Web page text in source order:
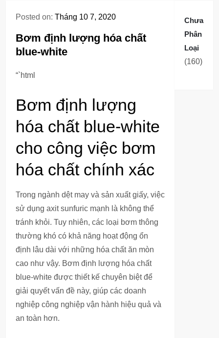
Posted on: Tháng 10 7, 2020
Bơm định lượng hóa chất
blue-white
“`html
Bơm định lượng
hóa chất blue-white
cho công việc bơm
hóa chất chính xác
Trong ngành dệt may và sản xuất giấy, việc
sử dụng axit sunfuric mạnh là không thể
tránh khỏi. Tuy nhiên, các loại bơm thông
thường khó có khả năng hoạt động ổn
định lâu dài với những hóa chất ăn mòn
cao như vậy. Bơm định lượng hóa chất
blue-white được thiết kế chuyên biệt để
giải quyết vấn đề này, giúp các doanh
nghiệp công nghiệp vận hành hiệu quả và
an toàn hơn.
Chưa
Phân
Loại
160160